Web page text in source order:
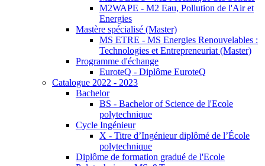
M2WAPE - M2 Eau, Pollution de l'Air et
Energies
Mastère spécialisé (Master)
MS ETRE - MS Energies Renouvelables :
Technologies et Entrepreneuriat (Master)
Programme d'échange
EuroteQ - Diplôme EuroteQ
Catalogue 2022 - 2023
Bachelor
BS - Bachelor of Science de l'Ecole
polytechnique
Cycle Ingénieur
X - Titre d’Ingénieur diplômé de l’École
polytechnique
Diplôme de formation gradué de l'Ecole